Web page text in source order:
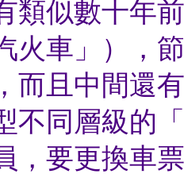
類似數十年
火車」），
而且中間還
不同層級的
，要更換車